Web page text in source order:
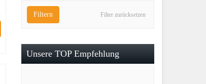
Filter zurücksetzen
Filtern
Unsere TOP Empfehlung